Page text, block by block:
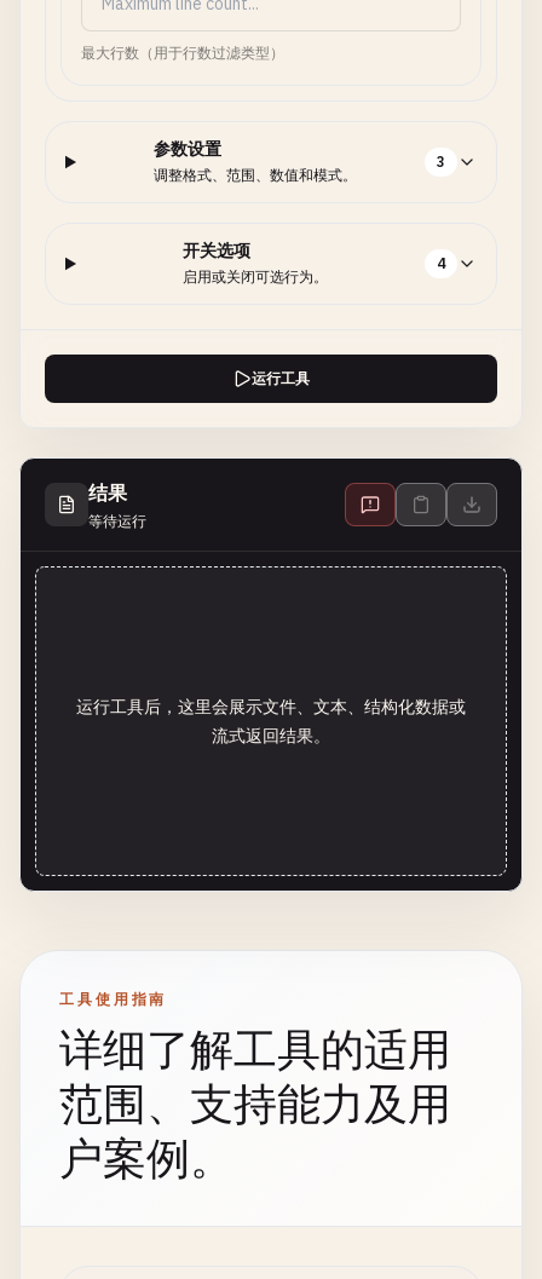
最大行数（用于行数过滤类型）
参数设置
调整格式、范围、数值和模式。
3
开关选项
启用或关闭可选行为。
4
运行工具
结果
等待运行
运行工具后，这里会展示文件、文本、结构化数据或
流式返回结果。
工具使用指南
详细了解工具的适用
范围、支持能力及用
户案例。